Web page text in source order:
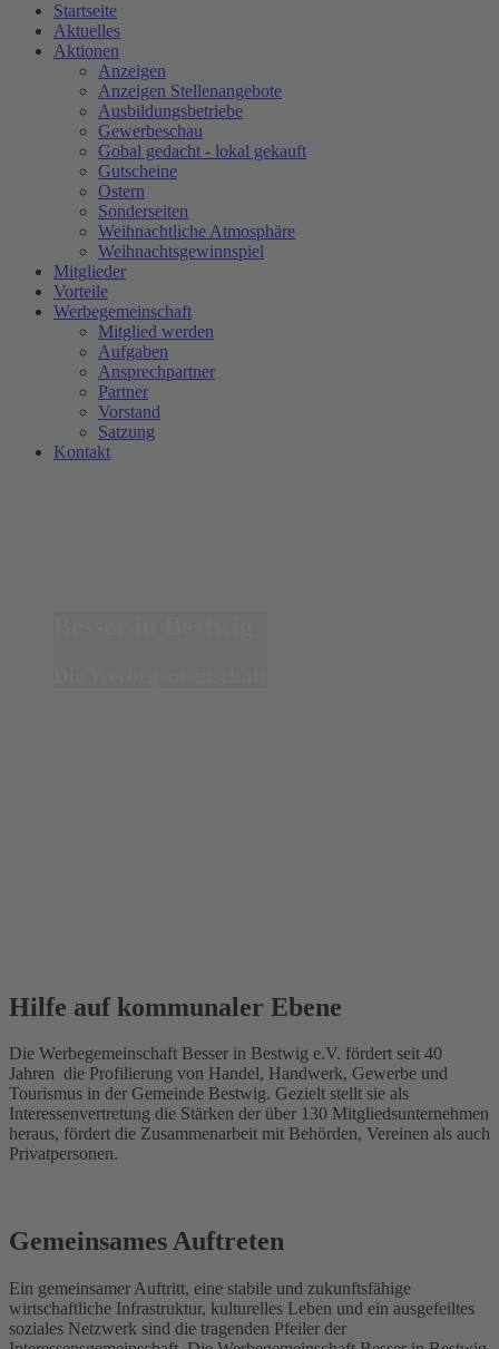
Startseite
Aktuelles
Aktionen
Anzeigen
Anzeigen Stellenangebote
Ausbildungsbetriebe
Gewerbeschau
Gobal gedacht - lokal gekauft
Gutscheine
Ostern
Sonderseiten
Weihnachtliche Atmosphäre
Weihnachtsgewinnspiel
Mitglieder
Vorteile
Werbegemeinschaft
Mitglied werden
Aufgaben
Ansprechpartner
Partner
Vorstand
Satzung
Kontakt
Hilfe auf kommunaler Ebene
Die Werbegemeinschaft Besser in Bestwig e.V. fördert seit 40
Jahren die Profilierung von Handel, Handwerk, Gewerbe und
Tourismus in der Gemeinde Bestwig. Gezielt stellt sie als
Interessenvertretung die Stärken der über 130 Mitgliedsunternehmen
heraus, fördert die Zusammenarbeit mit Behörden, Vereinen als auch
Privatpersonen.
Gemeinsames Auftreten
Ein gemeinsamer Auftritt, eine stabile und zukunftsfähige
wirtschaftliche Infrastruktur, kulturelles Leben und ein ausgefeiltes
soziales Netzwerk sind die tragenden Pfeiler der